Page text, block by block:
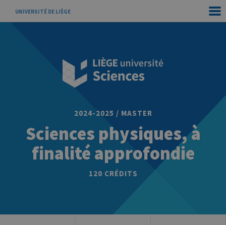
UNIVERSITÉ DE LIÈGE
2024-2025 / MASTER
Sciences physiques, à
finalité approfondie
120 CRÉDITS